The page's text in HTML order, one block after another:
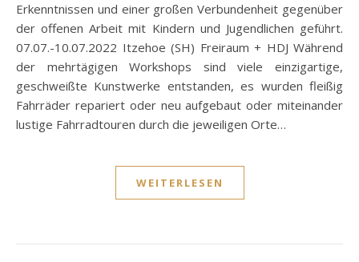
Erkenntnissen und einer großen Verbundenheit gegenüber
der offenen Arbeit mit Kindern und Jugendlichen geführt.
07.07.-10.07.2022 Itzehoe (SH) Freiraum + HDJ Während
der mehrtägigen Workshops sind viele einzigartige,
geschweißte Kunstwerke entstanden, es wurden fleißig
Fahrräder repariert oder neu aufgebaut oder miteinander
lustige Fahrradtouren durch die jeweiligen Orte…
WEITERLESEN